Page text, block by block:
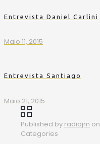
Entrevista Daniel Carlini
Maio 11, 2015
Entrevista Santiago
Maio 21, 2015
Published by radiojm on
Categories